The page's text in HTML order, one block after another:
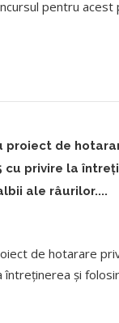
pentru acest
de
cu privire la
ale râurilor....
de hotarare
şi